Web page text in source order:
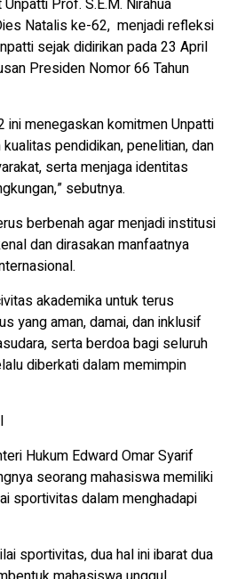
Prof. S.E.M. Nirahua
Natalis ke-62, menjadi refleksi
sejak didirikan pada 23 April
Presiden Nomor 66 Tahun
ini menegaskan komitmen Unpatti
pendidikan, penelitian, dan
serta menjaga identitas
sebutnya.
berbenah agar menjadi institusi
dan dirasakan manfaatnya
akademika untuk terus
yang aman, damai, dan inklusif
serta berdoa bagi seluruh
diberkati dalam memimpin
Hukum Edward Omar Syarif
seorang mahasiswa memiliki
sportivitas dalam menghadapi
sportivitas, dua hal ini ibarat dua